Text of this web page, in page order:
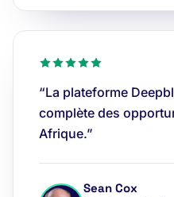
“La plateforme
complète des
Afrique.”
Sean Cox